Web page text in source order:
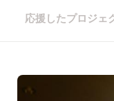
応援したプロジェ